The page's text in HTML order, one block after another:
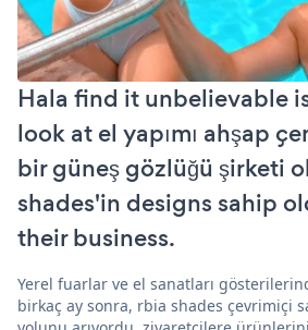
Hala find it unbelievable
look at el yapımı ahşap
bir güneş gözlüğü şirketi
shades'in designs sahip
their business.
Yerel fuarlar ve el sanatları
birkaç ay sonra, rbia shades çevrimiçi